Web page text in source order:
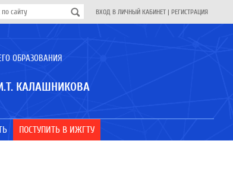
ВХОД В ЛИЧНЫЙ КАБИНЕТ | РЕГИСТРАЦИЯ
ОБРАЗОВАНИЯ
КАЛАШНИКОВА
ПОСТУПИТЬ В ИЖГТУ